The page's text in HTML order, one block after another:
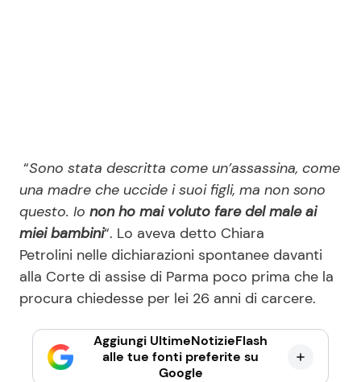
“Sono stata descritta come un’assassina, come
una madre che uccide i suoi figli, ma non sono
questo. Io non ho mai voluto fare del male ai
miei bambini“. Lo aveva detto Chiara
Petrolini nelle dichiarazioni spontanee davanti
alla Corte di assise di Parma poco prima che la
procura chiedesse per lei 26 anni di carcere.
Aggiungi UltimeNotizieFlash
alle tue fonti preferite su
Google